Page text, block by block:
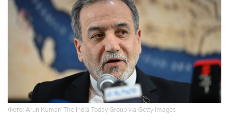
Фото: Arun Kumar/ The India Today Group via Getty Images